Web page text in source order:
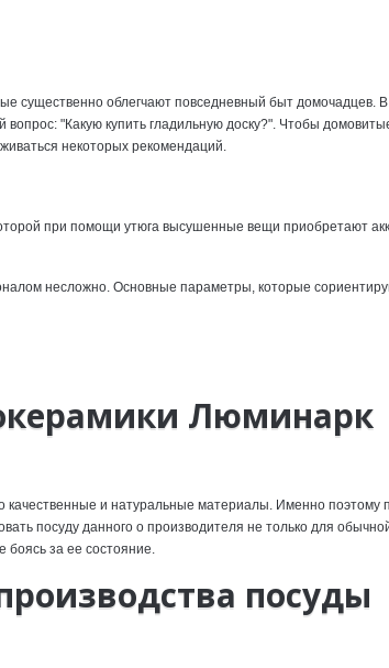
существенно облегчают повседневный быт домочадцев. В
"Какую купить гладильную доску?". Чтобы
некоторых рекомендаций.
при помощи утюга высушенные вещи приобретают
несложно. Основные параметры, которые
Люминарк
качественные и натуральные материалы. Именно поэтому
посуду данного о производителя не только для
за ее состояние.
посуды